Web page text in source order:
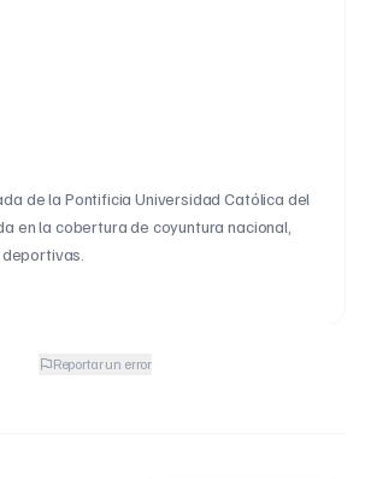
de la Pontificia Universidad Católica del
en la cobertura de coyuntura nacional,
Reportar un error